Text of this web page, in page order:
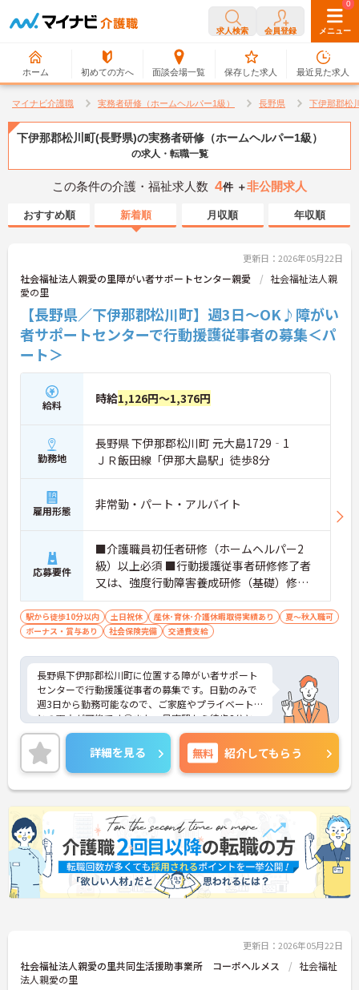
求人検索 会員登録 メニュー
ホーム 初めての方へ 面談会場一覧
0
保存した求人
0
最近見た求人
マイナビ介護職 実務者研修（ホームヘルパー1級） 長野県 下伊那郡松
下伊那郡松川町(長野県)の実務者研修（ホームヘルパー1級）
の求人・転職一覧
この条件の介護・福祉求人数 4件 ＋非公開求人
おすすめ順 新着順 月収順 年収順
更新日：2026年05月22日
社会福祉法人親愛の里障がい者サポートセンター親愛
社会福祉法人親
愛の里
【長野県／下伊那郡松川町】週3日～OK♪障がい
者サポートセンターで行動援護従事者の募集＜パ
ート＞
給料 時給1,126円～1,376円
勤務地
長野県 下伊那郡松川町 元大島1729‐1
ＪＲ飯田線「伊那大島駅」徒歩8分
雇用形態 非常勤・パート・アルバイト
応募要件
■介護職員初任者研修（ホームヘルパー2
級）以上必須 ■行動援護従事者研修修了者
又は、強度行動障害養成研修（基礎）修了
者必須 ■経験必須
駅から徒歩10分以内 土日祝休 産休･育休･介護休暇取得実績あり
夏～秋入職可
ボーナス・賞与あり
社会保険完備 交通費支給
長野県下伊那郡松川町に位置する障がい者サポート
センターで行動援護従事者の募集です。日勤のみで
週3日から勤務可能なので、ご家庭やプライベート
との両立が可能です◎また、最寄駅から徒歩8分と
アクセス良好で通勤もラクラクです♪ご興味のある
方はご面接のポイントお伝えしますのでご気軽にお
問い合わせください。
詳細を見る 無料 紹介してもらう
更新日：2026年05月22日
社会福祉法人親愛の里共同生活援助事業所 コーポヘルメス
社会福祉
法人親愛の里